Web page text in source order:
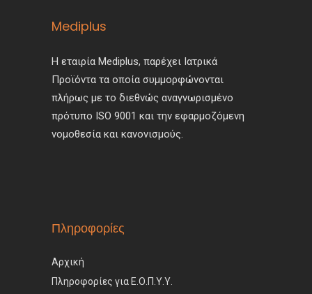
Mediplus
Η εταιρία Mediplus, παρέχει Ιατρικά
Προϊόντα τα οποία συμμορφώνονται
πλήρως με το διεθνώς αναγνωρισμένο
πρότυπο ISO 9001 και την εφαρμοζόμενη
νομοθεσία και κανονισμούς.
Πληροφορίες
Αρχική
Πληροφορίες για Ε.Ο.Π.Υ.Υ.